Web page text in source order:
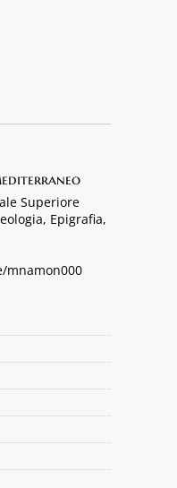
Superiore
Epigrafia,
mnamon000